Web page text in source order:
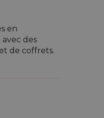
en
des
de coffrets.